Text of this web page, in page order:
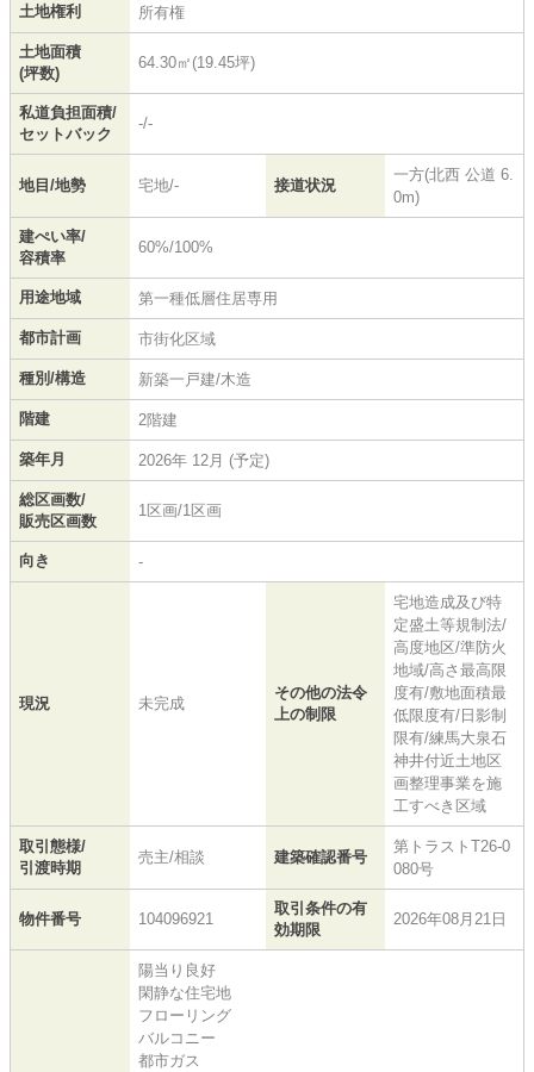
土地権利 所有権
土地面積
(坪数)
64.30㎡(19.45坪)
私道負担面積/
セットバック
-/-
地目/地勢 宅地/- 接道状況
一方(北西 公道 6.
0m)
建ぺい率/
容積率
60%/100%
用途地域 第一種低層住居専用
都市計画 市街化区域
種別/構造 新築一戸建/木造
階建 2階建
築年月 2026年 12月 (予定)
総区画数/
販売区画数
1区画/1区画
向き -
現況 未完成
その他の法令
上の制限
宅地造成及び特
定盛土等規制法/
高度地区/準防火
地域/高さ最高限
度有/敷地面積最
低限度有/日影制
限有/練馬大泉石
神井付近土地区
画整理事業を施
工すべき区域
取引態様/
引渡時期
売主/相談 建築確認番号
第トラストT26-0
080号
物件番号 104096921
取引条件の有
効期限
2026年08月21日
陽当り良好
閑静な住宅地
フローリング
バルコニー
都市ガス